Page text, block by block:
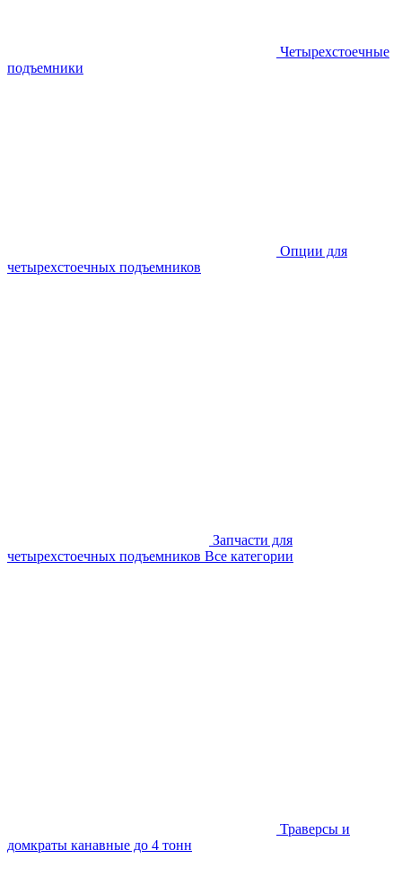
Четырехстоечные
подъемники
Опции для
четырехстоечных подъемников
Запчасти для
четырехстоечных подъемников Все категории
Траверсы и
домкраты канавные до 4 тонн